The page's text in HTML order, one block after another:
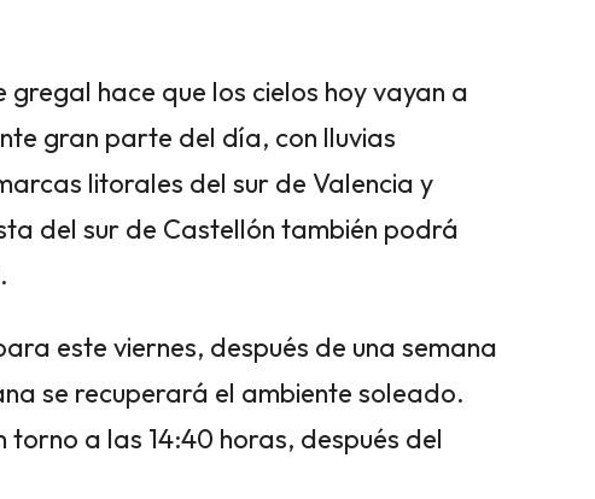
hace que los cielos hoy vayan a
gran parte del día, con lluvias
litorales del sur de Valencia y
del sur de Castellón también podrá
este viernes, después de una semana
se recuperará el ambiente soleado.
a las 14:40 horas, después del